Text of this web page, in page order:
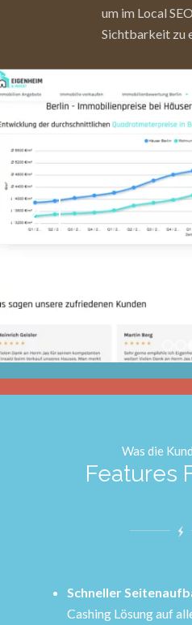
um im Local
Sichtbarkeit zu
Was die
Features
Schneller
Cashing Lösung auf